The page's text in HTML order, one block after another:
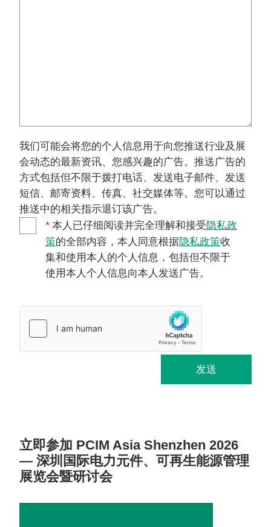
我们可能会将您的个人信息用于向您推送行业及展
会动态的最新资讯、您感兴趣的广告。推送广告的
方式包括但不限于拨打电话、发送电子邮件、发送
短信、邮寄资料、传真、社交媒体等。您可以通过
推送中的相关指示退订该广告。
* 本人已仔细阅读并完全理解和接受隐私政
策的全部内容，本人同意根据隐私政策收
集和使用本人的个人信息，包括但不限于
使用本人个人信息向本人发送广告。
发送
立即参加 PCIM Asia Shenzhen 2026
— 深圳国际电力元件、可再生能源管理
展览会暨研讨会